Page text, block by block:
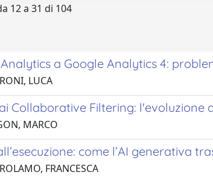
12 a 31 di 104
a Google Analytics 4:
LUCA
Collaborative Filtering: l'evoluzione
MARCO
come l’AI generativa
FRANCESCA